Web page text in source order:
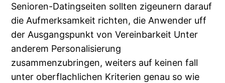
Senioren-Datingseiten sollten zigeunern darauf
die Aufmerksamkeit richten, die Anwender uff
der Ausgangspunkt von Vereinbarkeit Unter
anderem Personalisierung
zusammenzubringen, weiters auf keinen fall
unter oberflachlichen Kriterien genau so wie